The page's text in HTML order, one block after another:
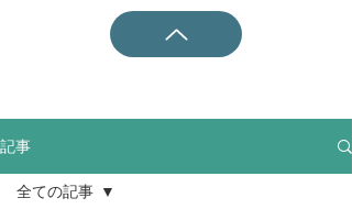
記事
全ての記事